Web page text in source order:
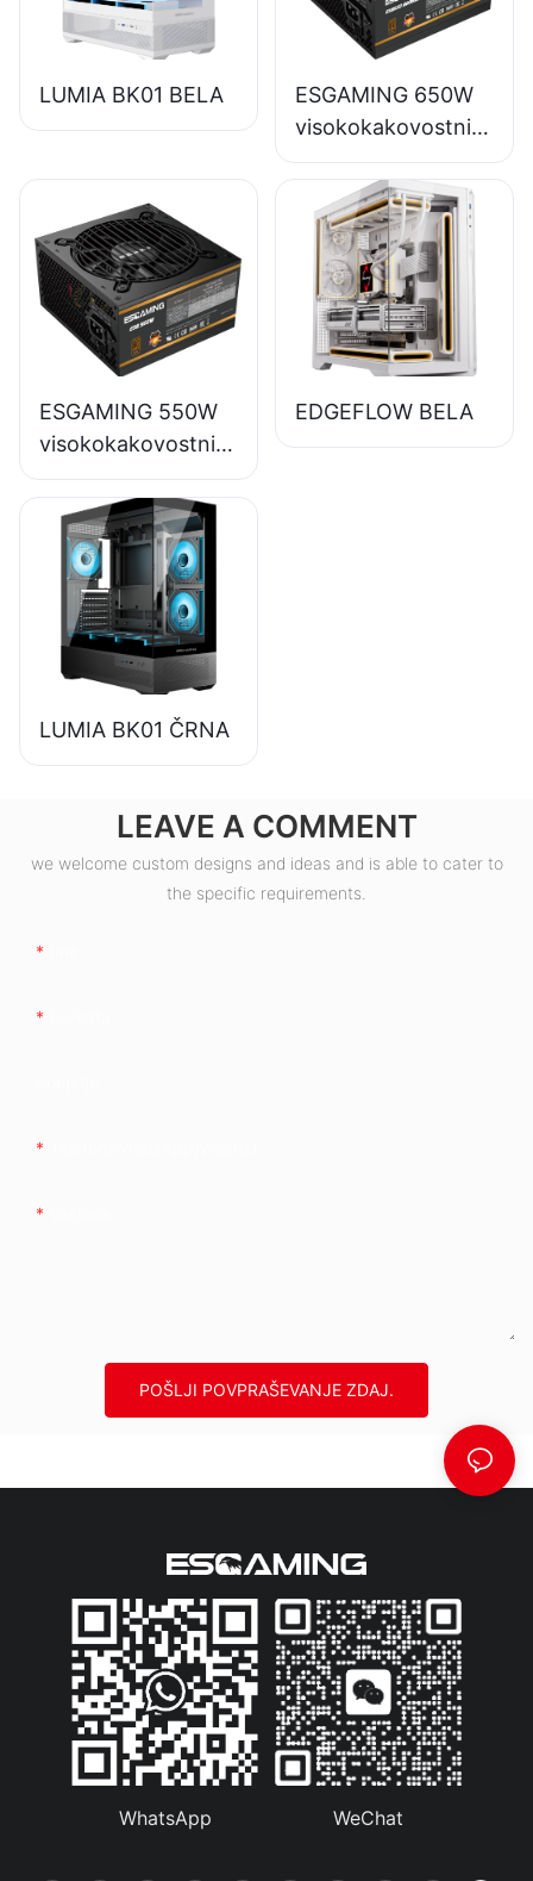
LUMIA BK01 BELA
ESGAMING 650W
visokokakovostni
napajalniki za
namizne
računalnike s
polnim modulom in
85-odstotno
učinkovitostjo, 80+
bronasti
ESGAMING 550W
visokokakovostni
napajalniki za
namizne
računalnike z
učinkovitostjo 85
%, 80+ bronastimi
certifikati
ESB550W
EDGEFLOW BELA
LUMIA BK01 ČRNA
LEAVE A COMMENT
we welcome custom designs and ideas and is able to cater to
the specific requirements.
POŠLJI POVPRAŠEVANJE ZDAJ.
WhatsApp WeChat